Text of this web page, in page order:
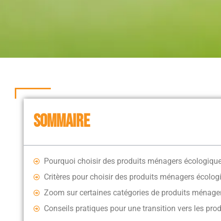
SOMMAIRE
Pourquoi choisir des produits ménagers
Critères pour choisir des produits ménagers
Zoom sur certaines catégories de produits
Conseils pratiques pour une transition vers les